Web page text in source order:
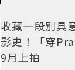
收藏一段別具
影史！「穿
9月上拍